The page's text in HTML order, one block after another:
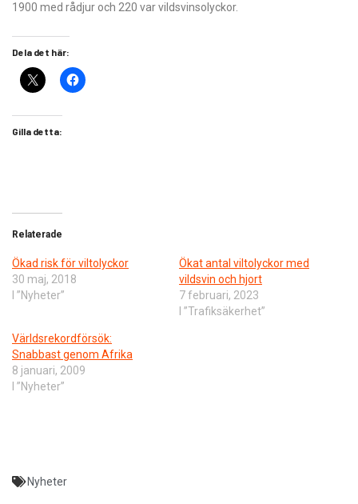
1900 med rådjur och 220 var vildsvinsolyckor.
Dela det här:
Gilla detta:
Relaterade
Ökad risk för viltolyckor
30 maj, 2018
I ”Nyheter”
Ökat antal viltolyckor med
vildsvin och hjort
7 februari, 2023
I ”Trafiksäkerhet”
Världsrekordförsök:
Snabbast genom Afrika
8 januari, 2009
I ”Nyheter”
Nyheter